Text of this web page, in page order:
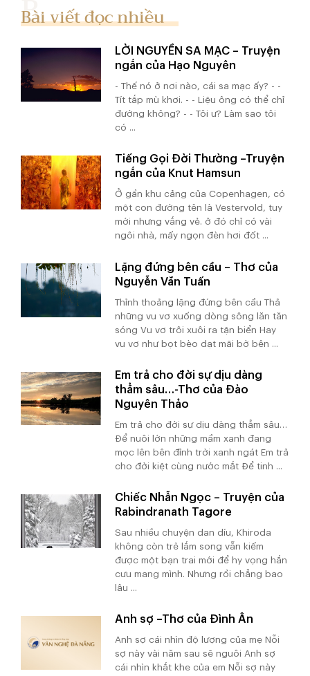
Bài viết đọc nhiều
LỜI NGUYỀN SA MẠC – Truyện
ngắn của Hạo Nguyên
- Thế nó ở nơi nào, cái sa mạc ấy? - -
Tít tắp mù khơi. - - Liệu ông có thể chỉ
đường không? - - Tôi ư? Làm sao tôi
có ...
Tiếng Gọi Đời Thường –Truyện
ngắn của Knut Hamsun
Ở gần khu cảng của Copenhagen, có
một con đường tên là Vestervold, tuy
mới nhưng vắng vẻ. ở đó chỉ có vài
ngôi nhà, mấy ngọn đèn hơi đốt ...
Lặng đứng bên cầu – Thơ của
Nguyễn Văn Tuấn
Thỉnh thoảng lặng đứng bên cầu Thả
những vu vơ xuống dòng sông lăn tăn
sóng Vu vơ trôi xuôi ra tận biển Hay
vu vơ như bọt bèo dạt mãi bờ bên ...
Em trả cho đời sự dịu dàng
thẳm sâu…-Thơ của Đào
Nguyên Thảo
Em trả cho đời sự dịu dàng thẳm sâu…
Để nuôi lớn những mầm xanh đang
mọc lên bên đỉnh trời xanh ngát Em trả
cho đời kiệt cùng nước mắt Để tinh ...
Chiếc Nhẫn Ngọc – Truyện của
Rabindranath Tagore
Sau nhiều chuyện dan díu, Khiroda
không còn trẻ lắm song vẫn kiếm
được một bạn trai mới để hy vọng hắn
cưu mang mình. Nhưng rồi chẳng bao
lâu ...
Anh sợ –Thơ của Đình Ân
Anh sợ cái nhìn độ lượng của mẹ Nỗi
sợ này vài năm sau sẽ nguôi Anh sợ
cái nhìn khắt khe của em Nỗi sợ này